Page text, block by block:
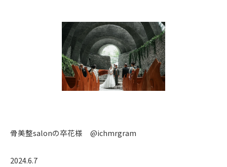
骨美整salonの卒花様 @ichmrgram
2024.6.7